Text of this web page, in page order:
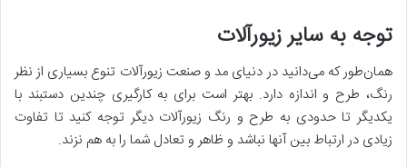
توجه به سایر زیورآلات
همان‌طور که می‌دانید در دنیای مد و صنعت زیورآلات تنوع بسیاری از نظر
رنگ، طرح و اندازه دارد. بهتر است برای به کارگیری چندین دستبند با
یکدیگر تا حدودی به طرح و رنگ زیورآلات دیگر توجه کنید تا تفاوت
زیادی در ارتباط بین آنها نباشد و ظاهر و تعادل شما را به هم نزند.